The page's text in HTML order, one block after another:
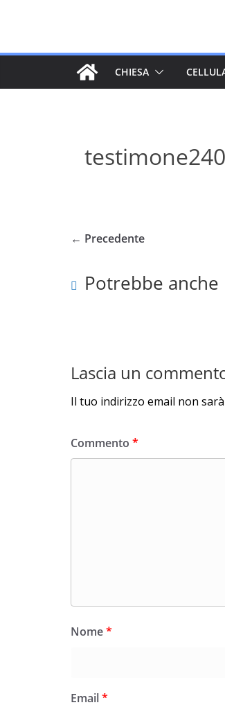
CHIESA
testimone240
← Precedente
Potrebbe
Lascia un
Il tuo indirizzo email non
Commento *
Nome*
Email*